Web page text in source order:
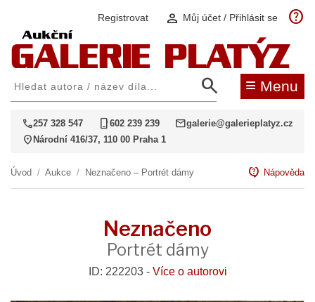
Registrovat person Můj účet / Přihlásit se help
search ≡ Menu
call257 328 547 phone_iphone602 239 239 mailgalerie@galerieplatyz.cz
location_on Národní 416/37, 110 00 Praha 1
Úvod / Aukce / Neznačeno – Portrét dámy contact_support Nápověda
Neznačeno
Portrét dámy
ID: 222203 - Více o autorovi